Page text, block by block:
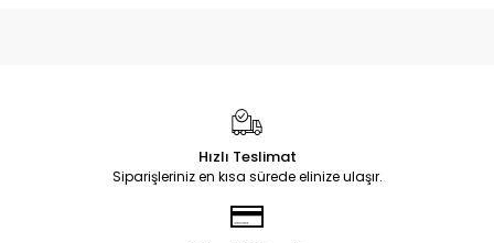
Hızlı Teslimat
Siparişleriniz en kısa sürede elinize ulaşır.